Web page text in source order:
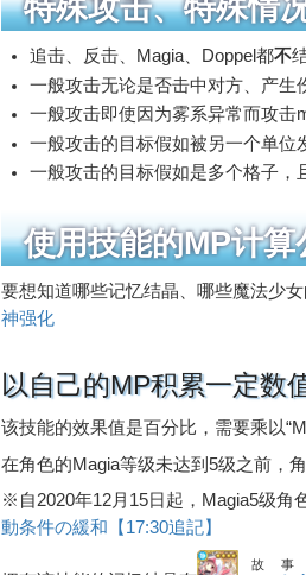
特殊攻击、特殊情
追击、反击、Magia、Doppel都不
一般攻击无论是否击中对方、产生
一般攻击即使因为雾系异常而攻
一般攻击的目标假如被另一个单位
一般攻击的目标假如是多个格子，
使用技能的MP计算
要想知道哪些记忆结晶、哪些魔法少
神强化
以自己的MP积累一定数
该技能的效果值是百分比，需要乘以
在角色的Magia等级未达到5级之前，
※自2020年12月15日起，Magia5级角
動条件の緩和【17:30追記】
故